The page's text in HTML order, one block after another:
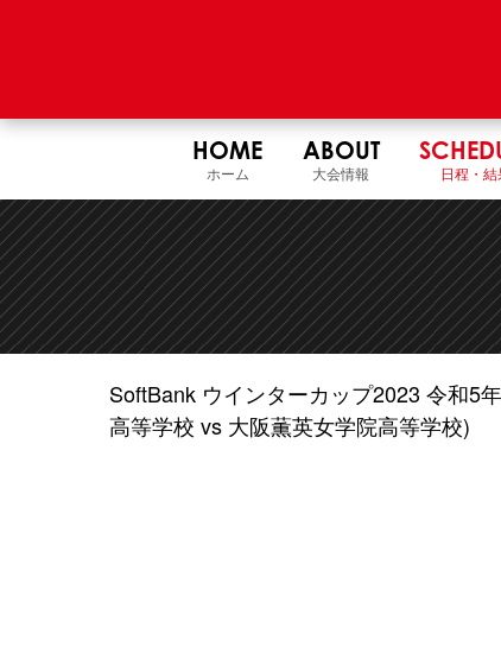
HOME
ホーム
ABOUT
大会情報 日程・結
SoftBank ウインターカップ2023 令和5
高等学校 vs 大阪薫英女学院高等学校)